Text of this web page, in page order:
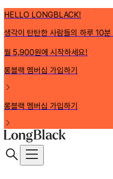
HELLO LONGBLACK!
생각이 탄탄한 사람들의 하루 10분
월 5,900원에 시작하세요!
롱블랙 멤버십 가입하기
롱블랙 멤버십 가입하기